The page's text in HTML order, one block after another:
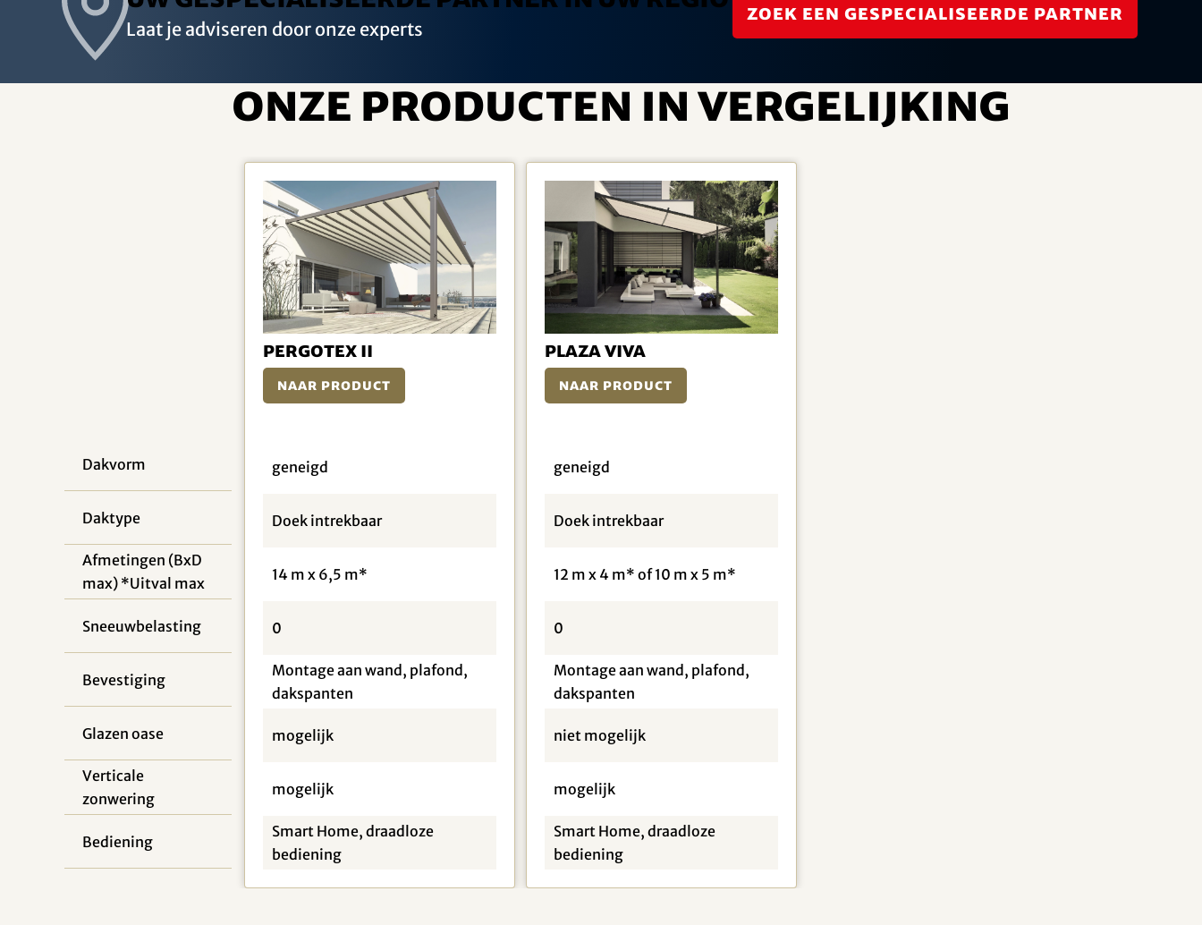
Laat je adviseren door onze experts
Zoek een gespecialiseerde partner
Onze producten in vergelijking
Dakvorm
Daktype
Afmetingen (BxD
max) *Uitval max
Sneeuwbelasting
Bevestiging
Glazen oase
Verticale
zonwering
Bediening
PergoTex II
Naar product
geneigd
Doek intrekbaar
14 m x 6,5 m*
0
Montage aan wand, plafond,
dakspanten
mogelijk
mogelijk
Smart Home, draadloze
bediening
Plaza Viva
Naar product
geneigd
Doek intrekbaar
12 m x 4 m* of 10 m x 5 m*
0
Montage aan wand, plafond,
dakspanten
niet mogelijk
mogelijk
Smart Home, draadloze
bediening